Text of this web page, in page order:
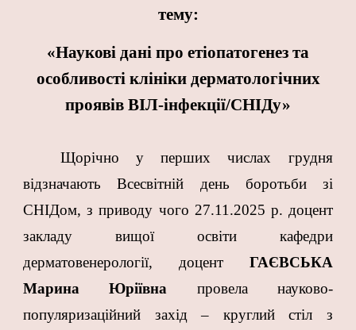
тему:
«Наукові дані про етіопатогенез та
особливості клініки дерматологічних
проявів ВІЛ-інфекції/СНІДу»
Щорічно у перших числах грудня
відзначають Всесвітній день боротьби зі
СНІДом, з приводу чого 27.11.2025 р. доцент
закладу вищої освіти кафедри
дерматовенерології, доцент ГАЄВСЬКА
Марина Юріївна провела науково-
популяризаційний захід – круглий стіл з